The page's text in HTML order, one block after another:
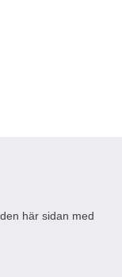
här sidan med